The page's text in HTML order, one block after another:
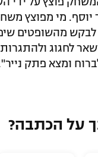
לבקש מהשופטים
לחגוג
על הכתבה?